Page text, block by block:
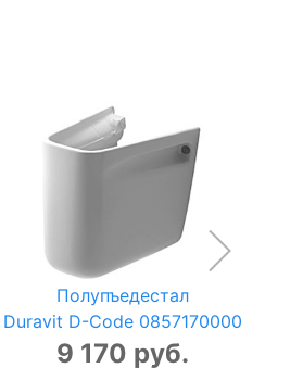
Полупъедестал
Duravit D-Code 0857170000
9 170 руб.